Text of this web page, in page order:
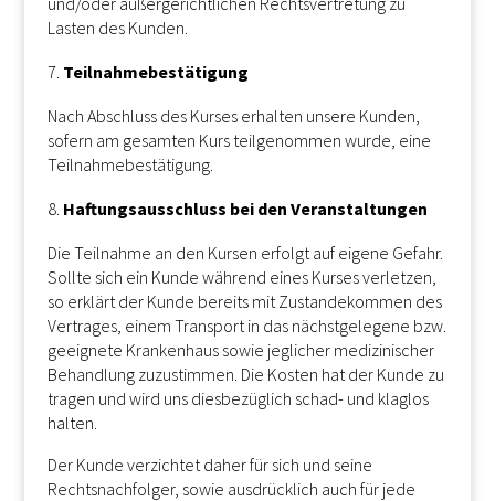
Lasten des Kunden.
Teilnahmebestätigung
Nach Abschluss des Kurses erhalten unsere Kunden,
sofern am gesamten Kurs teilgenommen wurde, eine
Teilnahmebestätigung.
Haftungsausschluss bei den Veranstaltungen
Die Teilnahme an den Kursen erfolgt auf eigene Gefahr.
Sollte sich ein Kunde während eines Kurses verletzen,
so erklärt der Kunde bereits mit Zustandekommen des
Vertrages, einem Transport in das nächstgelegene bzw.
geeignete Krankenhaus sowie jeglicher medizinischer
Behandlung zuzustimmen. Die Kosten hat der Kunde zu
tragen und wird uns diesbezüglich schad- und klaglos
halten.
Der Kunde verzichtet daher für sich und seine
Rechtsnachfolger, sowie ausdrücklich auch für jede